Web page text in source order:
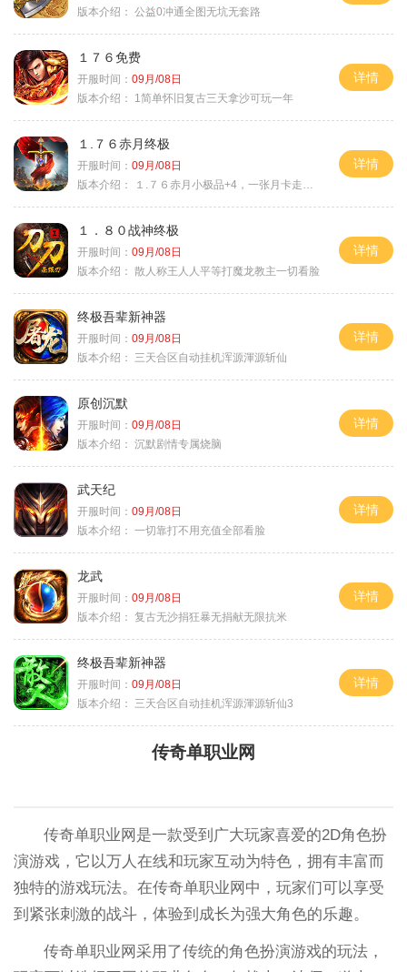
版本介绍： 公益0冲通全图无坑无套路
１７６免费
开服时间： 09月/08日
版本介绍：
1简单怀旧复古三天拿沙可玩一年
详情
１.７６赤月终极
开服时间： 09月/08日
版本介绍：
１.７６赤月小极品+4，一张月卡走天涯a
详情
１．８０战神终极
开服时间： 09月/08日
版本介绍： 散人称王人人平等打魔龙教主一切看脸
详情
终极吾辈新神器
开服时间： 09月/08日
版本介绍：
三天合区自动挂机浑源渾源斩仙
详情
原创沉默
开服时间： 09月/08日
版本介绍： 沉默剧情专属烧脑
详情
武天纪
开服时间： 09月/08日
版本介绍： 一切靠打不用充值全部看脸
详情
龙武
开服时间： 09月/08日
版本介绍： 复古无沙捐狂暴无捐献无限抗米
详情
终极吾辈新神器
开服时间： 09月/08日
版本介绍：
三天合区自动挂机浑源渾源斩仙3
详情
传奇单职业网
传奇单职业网是一款受到广大玩家喜爱的2D角色扮
演游戏，它以万人在线和玩家互动为特色，拥有丰富而
独特的游戏玩法。在传奇单职业网中，玩家们可以享受
到紧张刺激的战斗，体验到成长为强大角色的乐趣。
传奇单职业网采用了传统的角色扮演游戏的玩法，